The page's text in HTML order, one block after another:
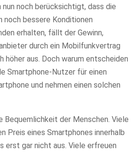
nun noch berücksichtigt, dass die
noch bessere Konditionen
erhalten, fällt der Gewinn,
durch ein Mobilfunkvertrag
höher aus. Doch warum entscheiden
Smartphone-Nutzer für einen
und nehmen einen solchen
Bequemlichkeit der Menschen. Viele
Preis eines Smartphones innerhalb
erst gar nicht aus. Viele erfreuen